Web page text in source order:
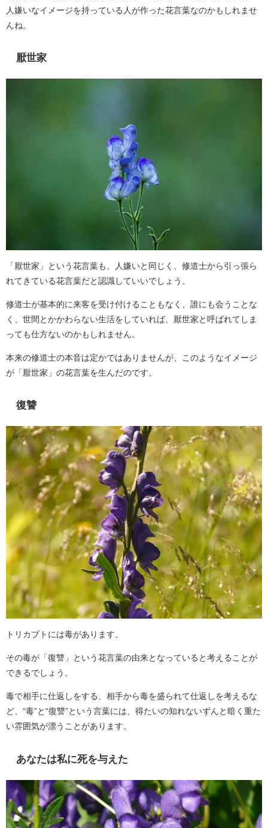
人嫌いなイメージを持っている人が作った花言葉なのかもしれませ
んね。
厭世家
「厭世家」という花言葉も、人嫌いと同じく、修道士から引っ張ら
れてきている花言葉だと認識していいでしょう。
修道士が基本的に来客を受け付けることもなく、誰にも会うことな
く、世間とかかわらない生活をしていれば、厭世家と呼ばれてしま
っても仕方ないのかもしれません。
本来の修道士の本音は定かではありませんが、このようなイメージ
が「厭世家」の花言葉を生んだのです。
復讐
トリカブトには毒があります。
その毒が「復讐」という花言葉の由来となっていると考えることが
できるでしょう。
毒で相手に仕返しをする、相手から毒を盛られて仕返しを考えるな
ど、“毒”と“復讐”という言葉には、得たいの知れないずんと暗く重た
い雰囲気が漂うことがあります。
あなたは私に死を与えた